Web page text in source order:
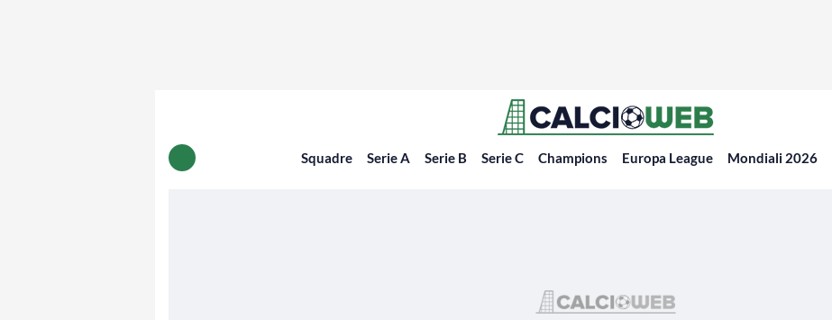
Squadre Serie A Serie B Serie C Champions Europa League Mondiali 2026